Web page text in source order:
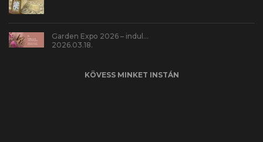
Garden Expo 2026 – indul…
2026.03.18.
KÖVESS MINKET INSTÁN